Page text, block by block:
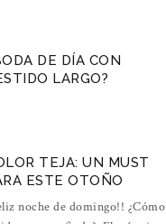
DE DÍA CON
LARGO?
TEJA: UN MUST
ESTE OTOÑO
noche de domingo!! ¿Cómo